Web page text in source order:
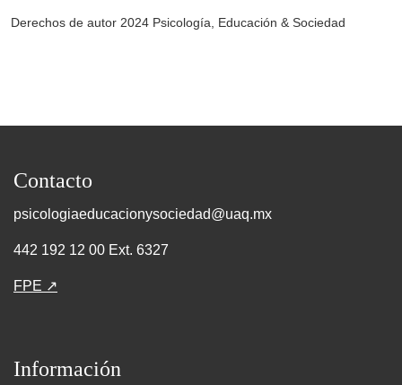
Derechos de autor 2024 Psicología, Educación & Sociedad
Contacto
psicologiaeducacionysociedad@uaq.mx
442 192 12 00 Ext. 6327
FPE ↗
Información